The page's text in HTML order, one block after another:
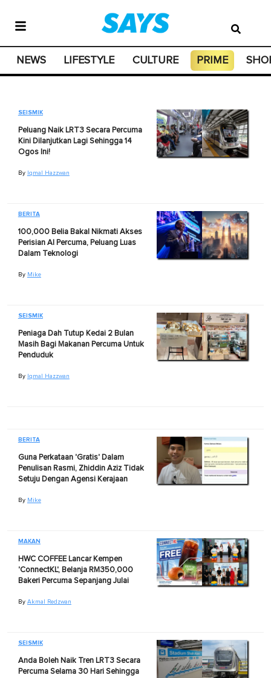
NEWS LIFESTYLE CULTURE PRIME
SEISMIK
Peluang Naik LRT3 Secara Percuma
Kini Dilanjutkan Lagi Sehingga 14
Ogos Ini!
By Iqmal Hazzwan
BERITA
100,000 Belia Bakal Nikmati Akses
Perisian AI Percuma, Peluang Luas
Dalam Teknologi
By Mike
SEISMIK
Peniaga Dah Tutup Kedai 2 Bulan
Masih Bagi Makanan Percuma Untuk
Penduduk
By Iqmal Hazzwan
BERITA
Guna Perkataan 'Gratis' Dalam
Penulisan Rasmi, Zhiddin Aziz Tidak
Setuju Dengan Agensi Kerajaan
By Mike
MAKAN
HWC COFFEE Lancar Kempen
'ConnectKL', Belanja RM350,000
Bakeri Percuma Sepanjang Julai
By Akmal Redzwan
SEISMIK
Anda Boleh Naik Tren LRT3 Secara
Percuma Selama 30 Hari Sehingga